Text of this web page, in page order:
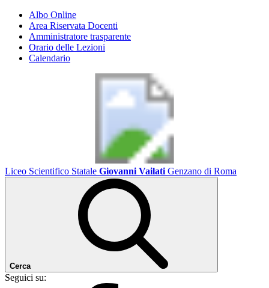
Albo Online
Area Riservata Docenti
Amministratore trasparente
Orario delle Lezioni
Calendario
Liceo Scientifico Statale Giovanni Vailati Genzano di Roma
Cerca
Seguici su: